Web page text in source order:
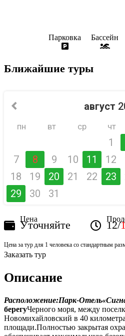
Парковка Бассейн
Ближайшие туры
август
пн вт ср чт
1
7
8 9 10 11 12
18
19 20 21 22 23
29
30 31
Цена
Уточняйте 12/
Цена за тур для 1 человека со стандартным
Заказать тур
Описание
Расположение:Парк-Отель
берегуЧерного моря, между
Новомихайловский в 40
площади.Полностью закрытая